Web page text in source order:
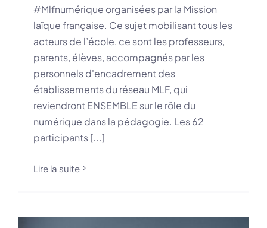
#Mlfnumérique organisées par la Mission
laïque française. Ce sujet mobilisant tous les
acteurs de l’école, ce sont les professeurs,
parents, élèves, accompagnés par les
personnels d'encadrement des
établissements du réseau MLF, qui
reviendront ENSEMBLE sur le rôle du
numérique dans la pédagogie. Les 62
participants [...]
Lire la suite